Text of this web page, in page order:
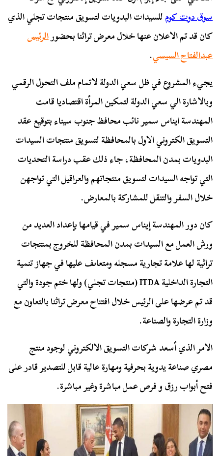
سوق دوت كومللسيدات البدويات لتسويق منتجات تجلي الذي
كان قد تم الاعلان عنها خلال معرض تراثنا بحضورالرئيس
عبدالفتاح السيسي.
يجيء المشروع في ظل سعي الدولة لاتمام ملف التحول الرقمي
وبالاشارة الي سعي الدولة لتمكين المرأة اقتصاديا قامت
المهندسة ايناس سمير نائب محافظ جنوب سيناء بتوقيع عقد
التسويق الكتروني الاول بالمحافظة لتسويق منتجات السيدات
البدويات بمدن المحافظة، جاء ذلك عقب دراسة التحديات
التي تواجه السيدات لتسويق منتجاتهم والعراقيل التي تواجهن
خلال السفر والتنقل للمشاركة بالمعارض.
كان دور المهندسة إيناس سمير في قيامها بإعداد العديد من
ورش العمل مع السيدات بمدن المحافظة للخروج بمنتجات
تراثية لها علامة تجارية مسجله ومتعاىف عليها في جهاز تنمية
التجارة الداخلية ITDA (منتجات تجلي) ولها ختم جودة والتي
قد تم عرضها على الرئيس خلال افتتاح معرض تراثنا بالتعاون مع
وزارة التجارة والصناعة.
الامر الذي أسعد شركات التسويق الالكتروني لوجود منتج
مصري صناعة يدوية بحرفية ومهارة عالية قابل للتصدير قادر على
فتح أبواب رزق و فرص عمل مباشرة وغير مباشرة.